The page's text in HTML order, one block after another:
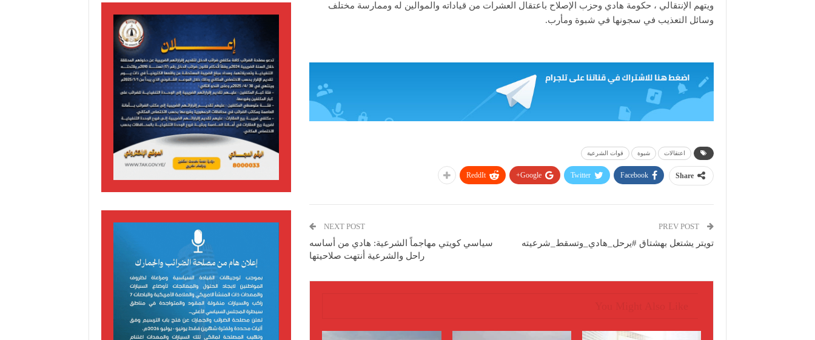
ويتهم الإنتقالي ، حكومة هادي وحزب الإصلاح باعتقال العشرات من قياداته والموالين له وممارسة مختلف
وسائل التعذيب في سجونها في شبوة ومأرب.
اعتقالات شبوة قوات الشرعية
Share
Facebook
Twitter
Google+
ReddIt
تويتر يشتعل بهشتاق #يرحل_هادي_وتسقط_شرعيته
NEXT POST
سياسي كويتي مهاجماً الشرعية: هادي من أساسه
راحل والشرعية أنتهت صلاحيتها